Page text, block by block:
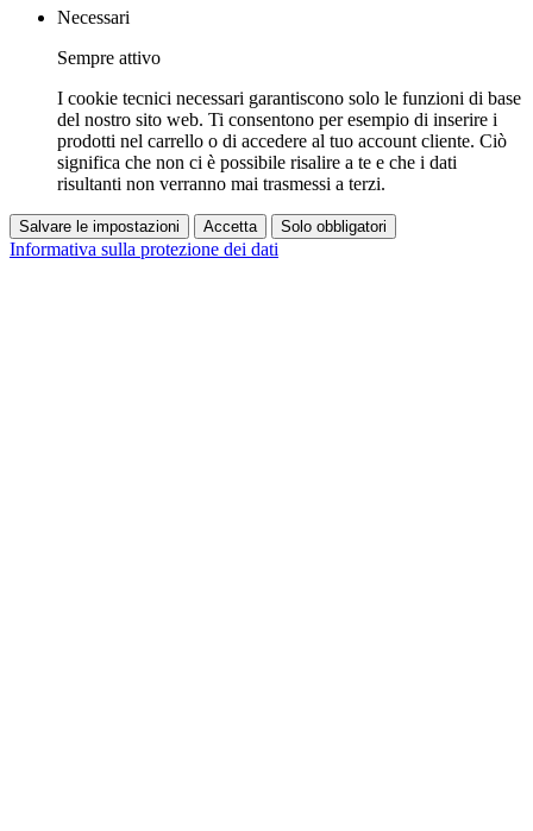
Necessari
Sempre attivo
I cookie tecnici necessari garantiscono solo le funzioni di base
del nostro sito web. Ti consentono per esempio di inserire i
prodotti nel carrello o di accedere al tuo account cliente. Ciò
significa che non ci è possibile risalire a te e che i dati
risultanti non verranno mai trasmessi a terzi.
Salvare le impostazioni Accetta Solo obbligatori
Informativa sulla protezione dei dati